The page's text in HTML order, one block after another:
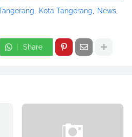
Kota Tangerang
News
Share